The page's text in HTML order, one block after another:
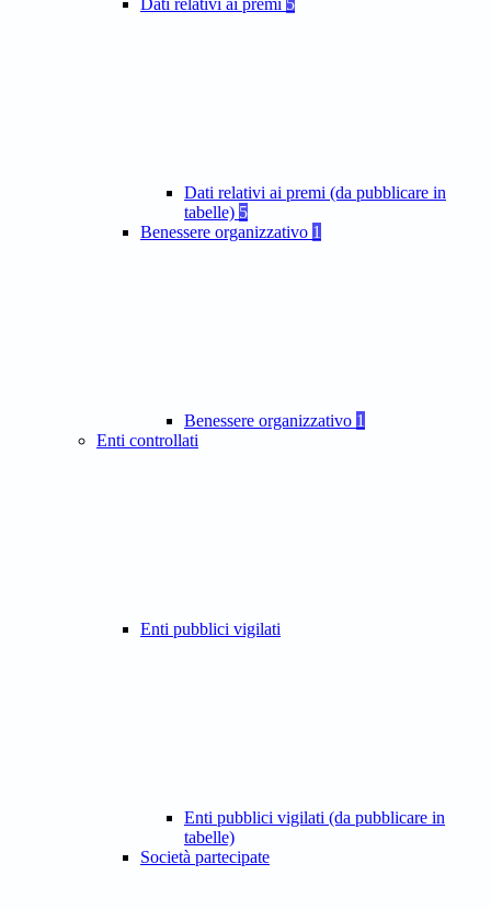
Dati relativi ai premi 5
Dati relativi ai premi (da pubblicare in
tabelle) 5
Benessere organizzativo 1
Benessere organizzativo 1
Enti controllati
Enti pubblici vigilati
Enti pubblici vigilati (da pubblicare in
tabelle)
Società partecipate